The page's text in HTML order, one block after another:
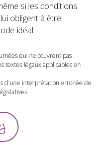
si les conditions
obligent à être
idéal.
qui ne couvrent pas
textes légaux applicables en
d'une interprétation erronée de